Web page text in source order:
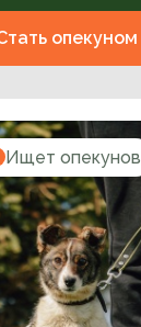
опекуном
Ищет опекунов